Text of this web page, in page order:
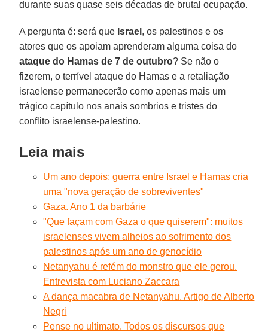
durante suas quase seis décadas de brutal ocupação.
A pergunta é: será que Israel , os palestinos e os
atores que os apoiam aprenderam alguma coisa do
ataque do Hamas de 7 de outubro? Se não o
fizerem, o terrível ataque do Hamas e a retaliação
israelense permanecerão como apenas mais um
trágico capítulo nos anais sombrios e tristes do
conflito israelense-palestino.
Leia mais
Um ano depois: guerra entre Israel e Hamas cria
uma "nova geração de sobreviventes"
Gaza. Ano 1 da barbárie
"Que façam com Gaza o que quiserem": muitos
israelenses vivem alheios ao sofrimento dos
palestinos após um ano de genocídio
Netanyahu é refém do monstro que ele gerou.
Entrevista com Luciano Zaccara
A dança macabra de Netanyahu. Artigo de Alberto
Negri
Pense no ultimato. Todos os discursos que